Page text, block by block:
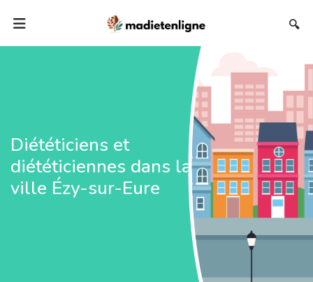
🔍
Diététiciens et
diététiciennes dans la
ville Ézy-sur-Eure